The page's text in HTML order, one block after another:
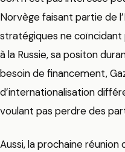
Norvège faisant partie de
stratégiques ne coïncidant
à la Russie, sa positon
besoin de financement,
d’internationalisation
voulant pas perdre des
Aussi, la prochaine réunion